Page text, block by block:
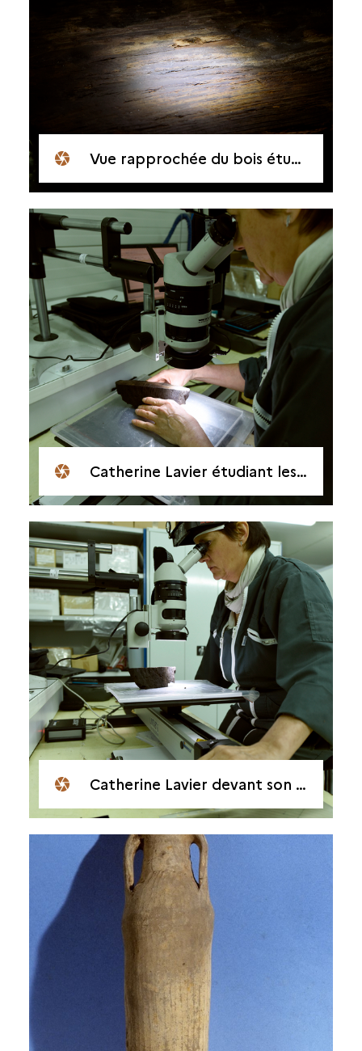
Vue rapprochée du bois étudié
Catherine Lavier étudiant les cernes d'un prélèvement d'une épave
Catherine Lavier devant son microscope